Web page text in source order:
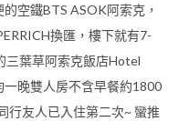
空鐵BTS ASOK阿索克，
換匯，樓下就有7-
三葉草阿索克飯店Hotel
晚雙人房不含早餐約1800
行友人已入住第二次~ 蠻推